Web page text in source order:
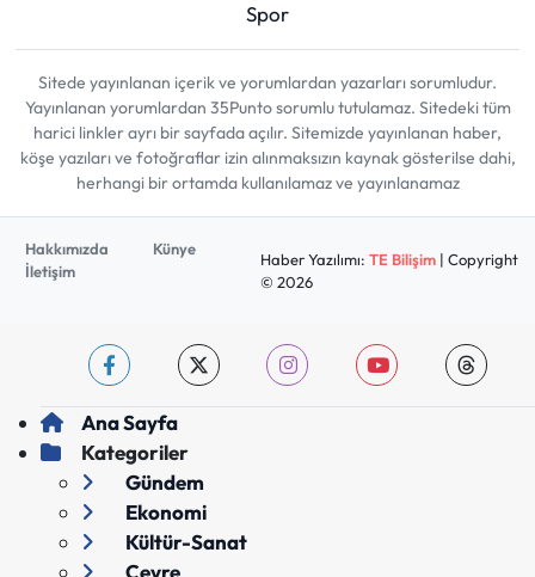
Spor
Sitede yayınlanan içerik ve yorumlardan yazarları sorumludur.
Yayınlanan yorumlardan 35Punto sorumlu tutulamaz. Sitedeki tüm
harici linkler ayrı bir sayfada açılır. Sitemizde yayınlanan haber,
köşe yazıları ve fotoğraflar izin alınmaksızın kaynak gösterilse dahi,
herhangi bir ortamda kullanılamaz ve yayınlanamaz
Hakkımızda
Künye
İletişim
Haber Yazılımı: TE Bilişim| Copyright
© 2026
Ana Sayfa
Kategoriler
Gündem
Ekonomi
Kültür-Sanat
Çevre